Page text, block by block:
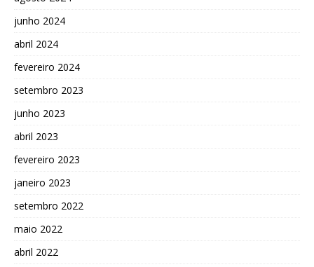
junho 2024
abril 2024
fevereiro 2024
setembro 2023
junho 2023
abril 2023
fevereiro 2023
janeiro 2023
setembro 2022
maio 2022
abril 2022